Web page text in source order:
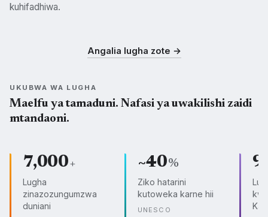
kuhifadhiwa.
Swahili
Angalia lugha zote →
UKUBWA WA LUGHA
Maelfu ya tamaduni. Nafasi ya uwakilishi zaidi
mtandaoni.
7,000+
Lugha
zinazozungumzwa
duniani
~40%
Ziko hatarini
kutoweka karne hii
UNESCO